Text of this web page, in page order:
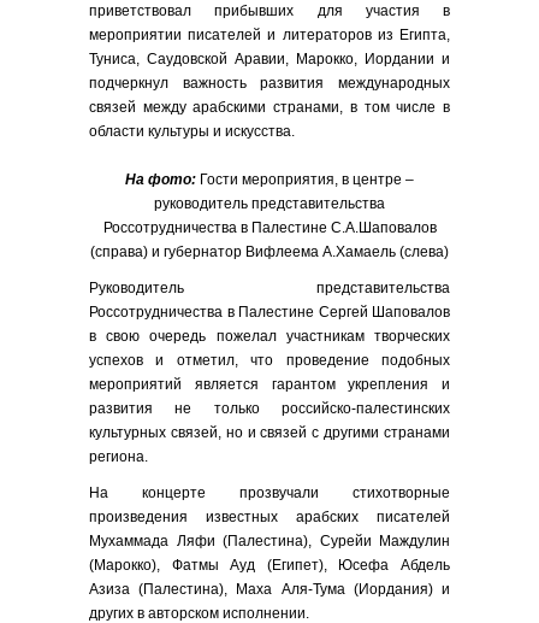
приветствовал прибывших для участия в
мероприятии писателей и литераторов из Египта,
Туниса, Саудовской Аравии, Марокко, Иордании и
подчеркнул важность развития международных
связей между арабскими странами, в том числе в
области культуры и искусства.
На фото: Гости мероприятия, в центре –
руководитель представительства
Россотрудничества в Палестине С.А.Шаповалов
(справа) и губернатор Вифлеема А.Хамаель (слева)
Руководитель представительства
Россотрудничества в Палестине Сергей Шаповалов
в свою очередь пожелал участникам творческих
успехов и отметил, что проведение подобных
мероприятий является гарантом укрепления и
развития не только российско-палестинских
культурных связей, но и связей с другими странами
региона.
На концерте прозвучали стихотворные
произведения известных арабских писателей
Мухаммада Ляфи (Палестина), Сурейи Маждулин
(Марокко), Фатмы Ауд (Египет), Юсефа Абдель
Азиза (Палестина), Маха Аля-Тума (Иордания) и
других в авторском исполнении.